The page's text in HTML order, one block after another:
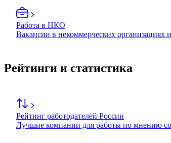
Работа в НКО
Вакансии в некоммерческих организациях
Рейтинги и статистика
Рейтинг работодателей России
Лучшие компании для работы по мнению